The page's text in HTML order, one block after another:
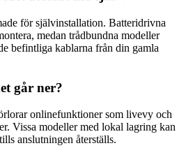
för självinstallation. Batteridrivna
medan trådbundna modeller
befintliga kablarna från din gamla
går ner?
onlinefunktioner som livevy och
Vissa modeller med lokal lagring kan
anslutningen återställs.